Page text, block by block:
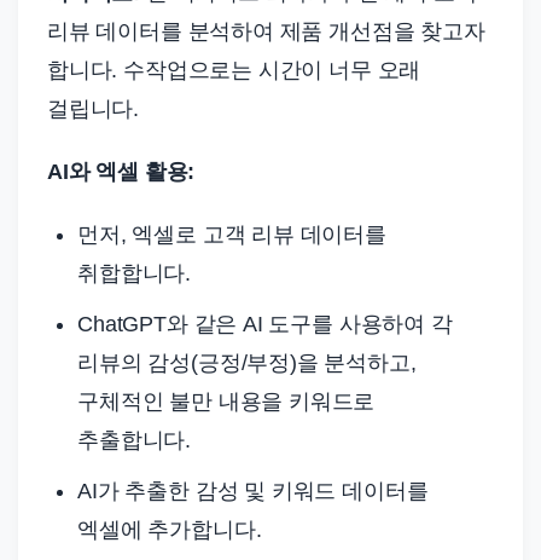
리뷰 데이터를 분석하여 제품 개선점을 찾고자
합니다. 수작업으로는 시간이 너무 오래
걸립니다.
AI와 엑셀 활용:
먼저, 엑셀로 고객 리뷰 데이터를
취합합니다.
ChatGPT와 같은 AI 도구를 사용하여 각
리뷰의 감성(긍정/부정)을 분석하고,
구체적인 불만 내용을 키워드로
추출합니다.
AI가 추출한 감성 및 키워드 데이터를
엑셀에 추가합니다.